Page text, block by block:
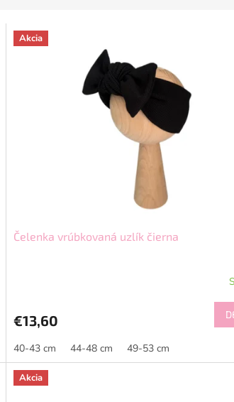
Akcia
Čelenka vrúbkovaná uzlík čierna
€13,60
40-43 cm 44-48 cm 49-53 cm
Akcia